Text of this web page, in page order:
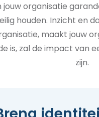
organisatie
houden. Inzicht en
, maakt jouw
is, zal de impact van
zijn.